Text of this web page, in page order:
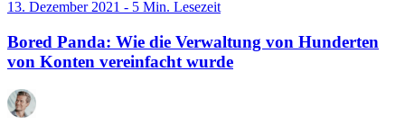
13. Dezember 2021 - 5 Min. Lesezeit
Bored Panda: Wie die Verwaltung von Hunderten
von Konten vereinfacht wurde